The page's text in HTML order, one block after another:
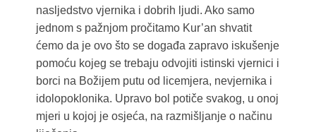
nasljedstvo vjernika i dobrih ljudi. Ako samo
jednom s pažnjom pročitamo Kur’an shvatit
ćemo da je ovo što se događa zapravo iskušenje
pomoću kojeg se trebaju odvojiti istinski vjernici i
borci na Božijem putu od licemjera, nevjernika i
idolopoklonika. Upravo bol potiče svakog, u onoj
mjeri u kojoj je osjeća, na razmišljanje o načinu